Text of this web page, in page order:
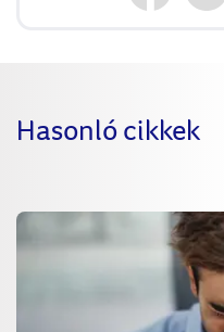
Hasonló cikkek